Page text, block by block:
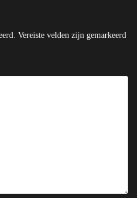
Vereiste velden zijn gemarkeerd